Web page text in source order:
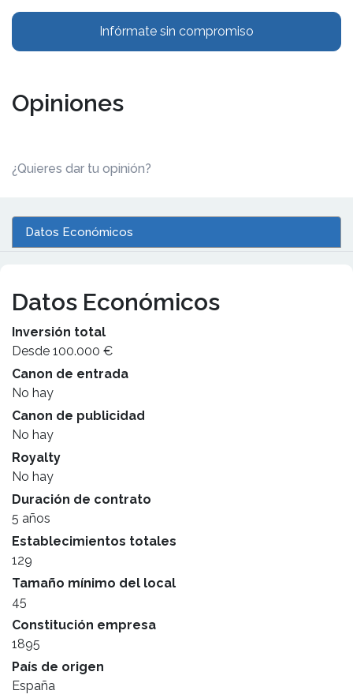
Infórmate sin compromiso
Opiniones
¿Quieres dar tu opinión?
Datos Económicos
Datos Económicos
Inversión total
Desde 100.000 €
Canon de entrada
No hay
Canon de publicidad
No hay
Royalty
No hay
Duración de contrato
5 años
Establecimientos totales
129
Tamaño mínimo del local
45
Constitución empresa
1895
País de origen
España